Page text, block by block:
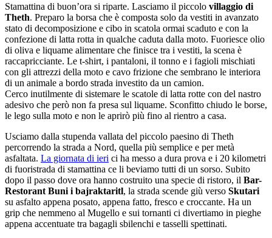
Stamattina di buon’ora si riparte. Lasciamo il piccolo villaggio di
Theth. Preparo la borsa che è composta solo da vestiti in avanzato
stato di decomposizione e cibo in scatola ormai scaduto e con la
confezione di latta rotta in qualche caduta dalla moto. Fuoriesce olio
di oliva e liquame alimentare che finisce tra i vestiti, la scena è
raccapricciante. Le t-shirt, i pantaloni, il tonno e i fagioli mischiati
con gli attrezzi della moto e cavo frizione che sembrano le interiora
di un animale a bordo strada investito da un camion.
Cerco inutilmente di sistemare le scatole di latta rotte con del nastro
adesivo che però non fa presa sul liquame. Sconfitto chiudo le borse,
le lego sulla moto e non le aprirò più fino al rientro a casa.
Usciamo dalla stupenda vallata del piccolo paesino di Theth
percorrendo la strada a Nord, quella più semplice e per metà
asfaltata. La giornata di ieri ci ha messo a dura prova e i 20 kilometri
di fuoristrada di stamattina ce li beviamo tutti di un sorso. Subito
dopo il passo dove ora hanno costruito una specie di ristoro, il Bar-
Restorant Buni i bajraktaritl, la strada scende giù verso Skutari
su asfalto appena posato, appena fatto, fresco e croccante. Ha un
grip che nemmeno al Mugello e sui tornanti ci divertiamo in pieghe
appena accentuate tra bagagli sbilenchi e tasselli spettinati.